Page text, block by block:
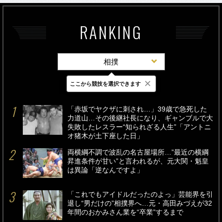
RANKING
相撲
最新 24時間 週間
「赤坂でヤクザに刺され…」39歳で急死した
力道山…その後継社長になり、ギャンブルで大
失敗したレスラー“知られざる人生”「アントニ
オ猪木が土下座した日」
両横綱不調で波乱の名古屋場所…”最近の横綱
昇進条件が甘い”と言われるが、元大関・魁皇
は異論「逆なんですよ」
「これでもアイドルだったのよっ」芸能界を引
退し“男だけの”相撲界へ…元・高田みづえが32
年間のおかみさん業を“卒業”するまで
ここから競技を選択できます ×